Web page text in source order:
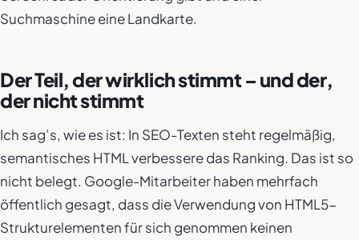
Suchmaschine eine Landkarte.
Der Teil, der wirklich stimmt – und der,
der nicht stimmt
Ich sag’s, wie es ist: In SEO-Texten steht regelmäßig,
semantisches HTML verbessere das Ranking. Das ist so
nicht belegt. Google-Mitarbeiter haben mehrfach
öffentlich gesagt, dass die Verwendung von HTML5-
Strukturelementen für sich genommen keinen